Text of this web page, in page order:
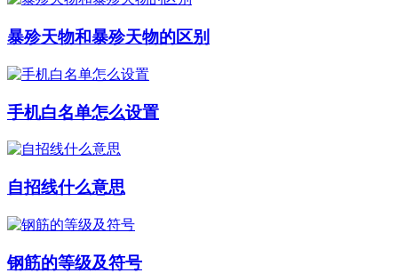
暴殄天物和暴殄天物的区别
手机白名单怎么设置
自招线什么意思
钢筋的等级及符号